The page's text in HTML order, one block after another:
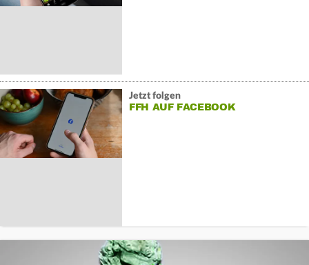
Jetzt folgen
FFH AUF FACEBOOK